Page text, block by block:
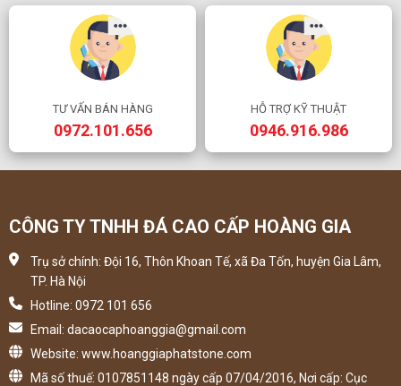
TƯ VẤN BÁN HÀNG
0972.101.656
HỖ TRỢ KỸ THUẬT
0946.916.986
CÔNG TY TNHH ĐÁ CAO CẤP HOÀNG GIA
Trụ sở chính: Đội 16, Thôn Khoan Tế, xã Đa Tốn, huyện Gia Lâm,
TP. Hà Nội
Hotline: 0972 101 656
Email: dacaocaphoanggia@gmail.com
Website: www.hoanggiaphatstone.com
Mã số thuế: 0107851148 ngày cấp 07/04/2016, Nơi cấp: Cục